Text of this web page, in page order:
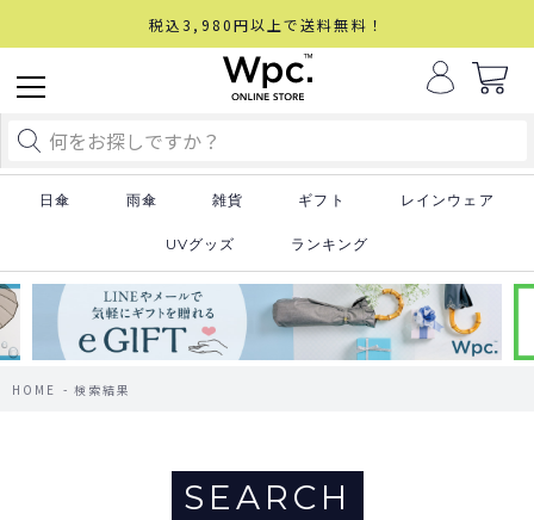
税込3,980円以上で送料無料！
日傘 雨傘 雑貨 ギフト レインウェア
UVグッズ ランキング
HOME 検索結果
SEARCH